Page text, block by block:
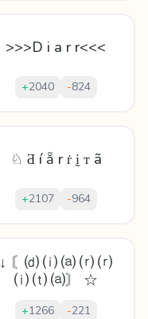
>>>D i a r r<<<
+2040 -824
♘ Ƌ í ẵ r ṙ ḭ ᴛ ã
+2107 -964
↓ 〘⒟ ⒤ ⒜ ⒭ ⒭
⒤ ⒯ ⒜〙 ☆
+1266 -221